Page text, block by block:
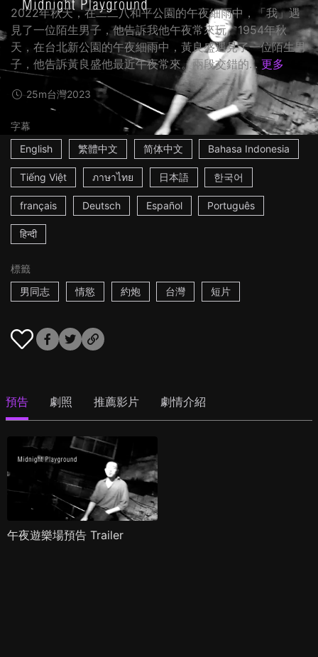
2022年秋天，在二二八和平公園的午夜細雨中，「我」遇
見了一位陌生男子，他告訴我他午夜常來玩。1954年秋
天，在台北新公園的午夜細雨中，黃良盛遇見了一位陌生男
子，他告訴黃良盛他最近午夜常來。兩段交錯的... 更多
25m台灣2023
字幕
English
繁體中文 简体中文 Bahasa Indonesia
Tiếng Việt ภาษาไทย 日本語 한국어
français Deutsch Español Português
हिन्दी
標籤
男同志
情慾 約炮 台灣 短片
預告 劇照 推薦影片 劇情介紹
午夜遊樂場預告 Trailer